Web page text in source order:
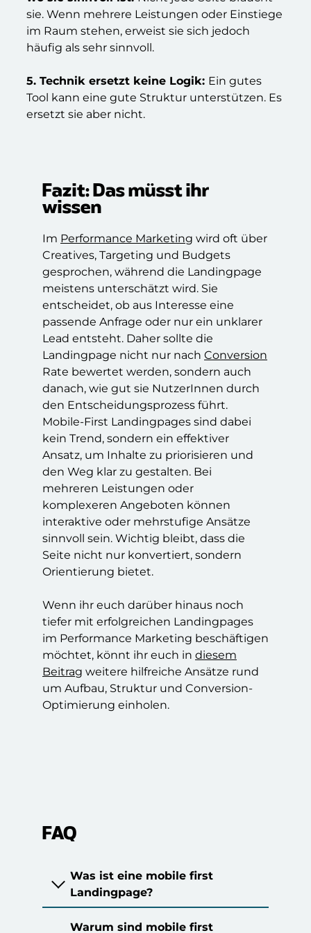
sie. Wenn mehrere Leistungen oder Einstiege
im Raum stehen, erweist sie sich jedoch
häufig als sehr sinnvoll.
5. Technik ersetzt keine Logik: Ein gutes
Tool kann eine gute Struktur unterstützen. Es
ersetzt sie aber nicht.
Fazit: Das müsst ihr
wissen
Im Performance Marketing wird oft über
Creatives, Targeting und Budgets
gesprochen, während die Landingpage
meistens unterschätzt wird. Sie
entscheidet, ob aus Interesse eine
passende Anfrage oder nur ein unklarer
Lead entsteht. Daher sollte die
Landingpage nicht nur nach Conversion
Rate bewertet werden, sondern auch
danach, wie gut sie NutzerInnen durch
den Entscheidungsprozess führt.
Mobile-First Landingpages sind dabei
kein Trend, sondern ein effektiver
Ansatz, um Inhalte zu priorisieren und
den Weg klar zu gestalten. Bei
mehreren Leistungen oder
komplexeren Angeboten können
interaktive oder mehrstufige Ansätze
sinnvoll sein. Wichtig bleibt, dass die
Seite nicht nur konvertiert, sondern
Orientierung bietet.
Wenn ihr euch darüber hinaus noch
tiefer mit erfolgreichen Landingpages
im Performance Marketing beschäftigen
möchtet, könnt ihr euch in diesem
Beitrag weitere hilfreiche Ansätze rund
um Aufbau, Struktur und Conversion-
Optimierung einholen.
FAQ
Was ist eine mobile first
Landingpage?
eine Landingpage, deren Aufbau
und Nutzerführung orientieren
sich also zunächst am Smartphone.
Warum sind mobile first
gelangt über das Smartphone auf
Media Plattformen wieTikTok
Instagramauf Anzeigen. Wenn sie